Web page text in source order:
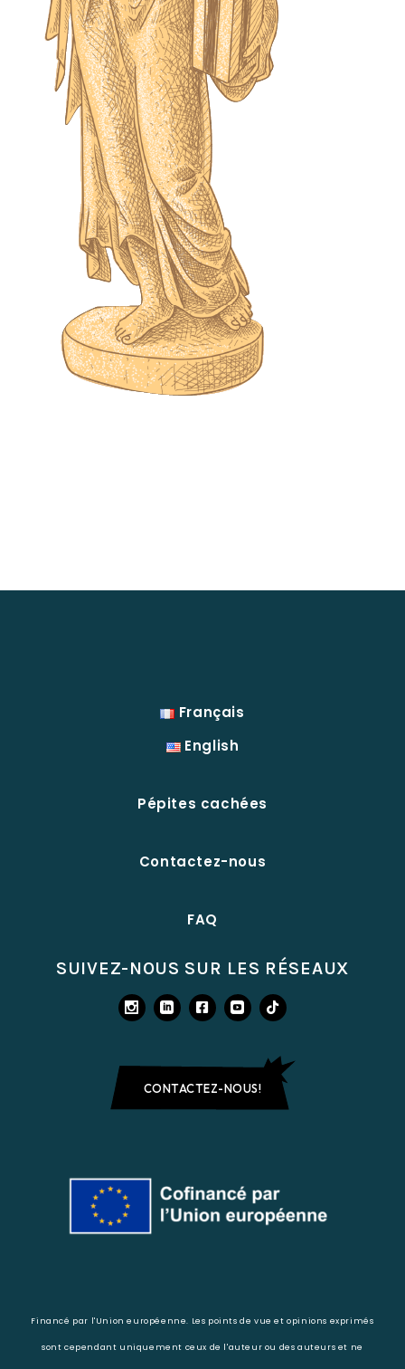
Français
English
Pépites cachées
Contactez-nous
FAQ
SUIVEZ-NOUS SUR LES RÉSEAUX
CONTACTEZ-NOUS!
Financé par l'Union européenne. Les points de vue et opinions exprimés
sont cependant uniquement ceux de l'auteur ou des auteurs et ne